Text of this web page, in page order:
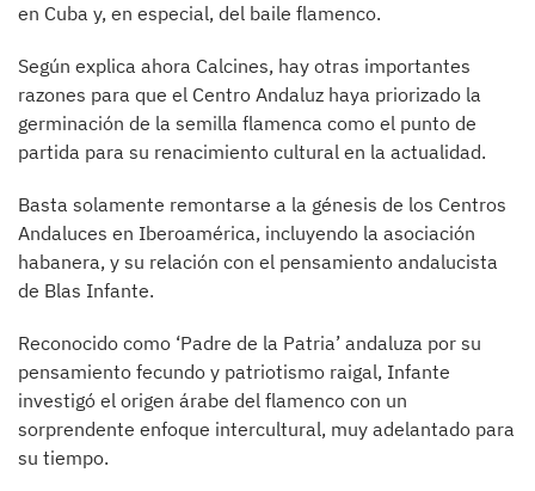
en Cuba y, en especial, del baile flamenco.
Según explica ahora Calcines, hay otras importantes
razones para que el Centro Andaluz haya priorizado la
germinación de la semilla flamenca como el punto de
partida para su renacimiento cultural en la actualidad.
Basta solamente remontarse a la génesis de los Centros
Andaluces en Iberoamérica, incluyendo la asociación
habanera, y su relación con el pensamiento andalucista
de Blas Infante.
Reconocido como ‘Padre de la Patria’ andaluza por su
pensamiento fecundo y patriotismo raigal, Infante
investigó el origen árabe del flamenco con un
sorprendente enfoque intercultural, muy adelantado para
su tiempo.